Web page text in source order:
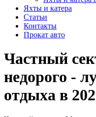
Яхты и катера
Статьи
Контакты
Прокат авто
Частный
недорого -
отдыха в